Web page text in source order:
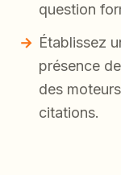
question
Établissez
présence
des
citations.